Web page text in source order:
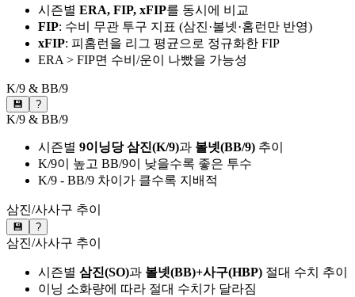
시즌별 ERA, FIP, xFIP를 동시에 비교
FIP: 수비 무관 투구 지표 (삼진·볼넷·홈런만 반영)
xFIP: 피홈런을 리그 평균으로 정규화한 FIP
ERA > FIP면 수비/운이 나빴을 가능성
K/9 & BB/9
💾 ?
K/9 & BB/9
시즌별 9이닝당 삼진(K/9)과 볼넷(BB/9) 추이
K/9이 높고 BB/9이 낮을수록 좋은 투수
K/9 - BB/9 차이가 클수록 지배적
삼진/사사구 추이
💾 ?
삼진/사사구 추이
시즌별 삼진(SO)과 볼넷(BB)+사구(HBP) 절대 수치 추이
이닝 소화량에 따라 절대 수치가 달라짐